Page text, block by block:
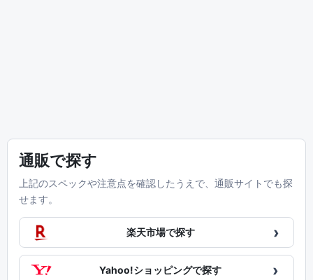
通販で探す
上記のスペックや注意点を確認したうえで、通販サイトでも探
せます。
楽天市場で探す ›
Yahoo!ショッピングで探す ›